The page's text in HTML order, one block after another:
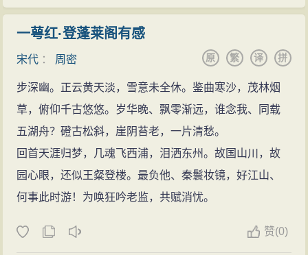
一萼红·登蓬莱阁有感
宋代 ： 周密 拼
译
繁
原
步深幽。正云黄天淡，雪意未全休。鉴曲寒沙，茂林烟
草，俯仰千古悠悠。岁华晚、飘零渐远，谁念我、同载
五湖舟？磴古松斜，崖阴苔老，一片清愁。
回首天涯归梦，几魂飞西浦，泪洒东州。故国山川，故
园心眼，还似王粲登楼。最负他、秦鬟妆镜，好江山、
何事此时游！为唤狂吟老监，共赋消忧。
赞(0)